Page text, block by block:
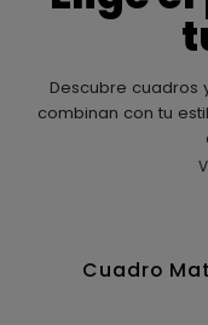
Descubre cuadros
combinan con tu
Cuadro